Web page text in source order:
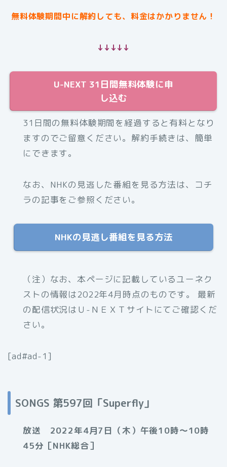
無料体験期間中に解約しても、料金はかかりません！
↓↓↓↓↓
U-NEXT 31日間無料体験に申
し込む
31日間の無料体験期間を経過すると有料となり
ますのでご留意ください。解約手続きは、簡単
にできます。
なお、NHKの見逃した番組を見る方法は、コチ
ラの記事をご参照ください。
NHKの見逃し番組を見る方法
（注）なお、本ページに記載しているユーネク
ストの情報は2022年4月時点のものです。 最新
の配信状況はＵ-ＮＥＸＴサイトにてご確認くだ
さい。
[ad#ad-1]
SONGS 第597回「Superfly」
放送 2022年4月7日（木）午後10時〜10時
45分［NHK総合］